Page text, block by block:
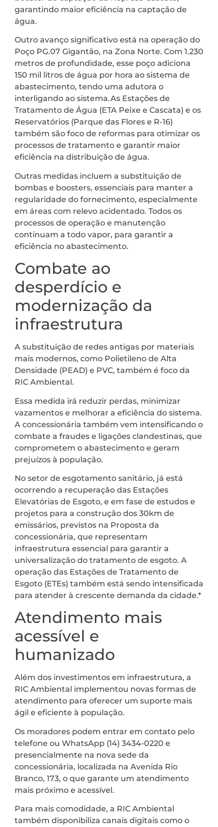
garantindo maior eficiência na captação de
água.
Outro avanço significativo está na operação do
Poço PG.07 Gigantão, na Zona Norte. Com 1.230
metros de profundidade, esse poço adiciona
150 mil litros de água por hora ao sistema de
abastecimento, tendo uma adutora o
interligando ao sistema.As Estações de
Tratamento de Água (ETA Peixe e Cascata) e os
Reservatórios (Parque das Flores e R-16)
também são foco de reformas para otimizar os
processos de tratamento e garantir maior
eficiência na distribuição de água.
Outras medidas incluem a substituição de
bombas e boosters, essenciais para manter a
regularidade do fornecimento, especialmente
em áreas com relevo acidentado. Todos os
processos de operação e manutenção
continuam a todo vapor, para garantir a
eficiência no abastecimento.
Combate ao
desperdício e
modernização da
infraestrutura
A substituição de redes antigas por materiais
mais modernos, como Polietileno de Alta
Densidade (PEAD) e PVC, também é foco da
RIC Ambiental.
Essa medida irá reduzir perdas, minimizar
vazamentos e melhorar a eficiência do sistema.
A concessionária também vem intensificando o
combate a fraudes e ligações clandestinas, que
comprometem o abastecimento e geram
prejuízos à população.
No setor de esgotamento sanitário, já está
ocorrendo a recuperação das Estações
Elevatórias de Esgoto, e em fase de estudos e
projetos para a construção dos 30km de
emissários, previstos na Proposta da
concessionária, que representam
infraestrutura essencial para garantir a
universalização do tratamento de esgoto. A
operação das Estações de Tratamento de
Esgoto (ETEs) também está sendo intensificada
para atender à crescente demanda da cidade.*
Atendimento mais
acessível e
humanizado
Além dos investimentos em infraestrutura, a
RIC Ambiental implementou novas formas de
atendimento para oferecer um suporte mais
ágil e eficiente à população.
Os moradores podem entrar em contato pelo
telefone ou WhatsApp (14) 3434-0220 e
presencialmente na nova sede da
concessionária, localizada na Avenida Rio
Branco, 173, o que garante um atendimento
mais próximo e acessível.
Para mais comodidade, a RIC Ambiental
também disponibiliza canais digitais como o